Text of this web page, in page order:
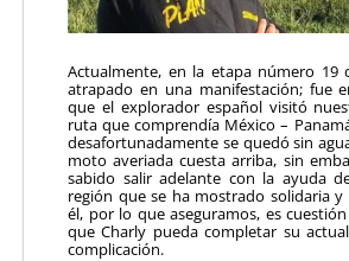
Actualmente, en la etapa número 19
atrapado en una manifestación; fue
que el explorador español visitó
ruta que comprendía México –
desafortunadamente se quedó sin
moto averiada cuesta arriba, sin
sabido salir adelante con la ayuda
región que se ha mostrado solidaria y
él, por lo que aseguramos, es
que Charly pueda completar su
complicación.